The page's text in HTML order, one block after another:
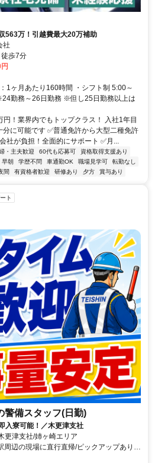
563万！引越費最大20万補助
社
歩7分
1ヶ月あたり160時間 ・シフト制 5:00～
勤務～26日勤務 ※但し25日勤務以上は
円！業界内でもトップクラス！ 入社1年目
に可能です ✅普通免許から大型二種免許
社が負担！全面的にサポート ✅月...
・主夫歓迎 60代も応募可
資格取得支援あり
早朝 学歴不問 車通勤OK 職場見学可
転勤なし
間 有資格者歓迎 研修あり 夕方 賞与あり
ト
警備スタッフ(日勤)
入寮可能！／木更津支社
津支社/姉ヶ崎エリア
周辺の現場に直行直帰/ピックアップあり！